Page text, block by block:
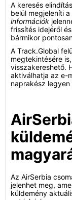
A keresés
belül megjeleníti
információk
frissítés idejéről
bármikor
A Track.Global
megtekintésére
visszakereshető.
aktiválhatja az e-
naprakész
Az AirSerbia
jelenhet meg,
küldemény